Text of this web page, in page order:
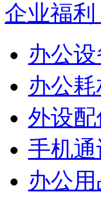
企业福
办公
办公
外设
手机
办公